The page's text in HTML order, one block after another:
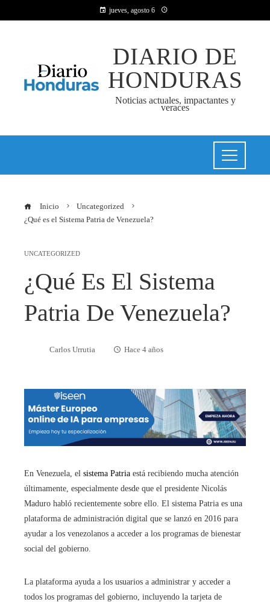
jueves, agosto 6
DIARIO DE
HONDURAS
Noticias actuales, impactantes y
veraces
Inicio
Uncategorized
¿Qué es el Sistema Patria de Venezuela?
UNCATEGORIZED
¿Qué Es El Sistema
Patria De Venezuela?
Carlos Urrutia Hace 4 años
En Venezuela, el sistema Patria está recibiendo mucha atención
últimamente, especialmente desde que el presidente Nicolás
Maduro habló recientemente sobre ello. El sistema Patria es una
plataforma de administración digital que se lanzó en 2016 para
ayudar a los venezolanos a acceder a los programas de bienestar
social del gobierno.
La plataforma ayuda a los usuarios a administrar y acceder a
todos los programas del gobierno, incluyendo la tarjeta de